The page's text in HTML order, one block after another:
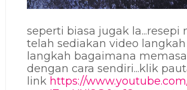
seperti biasa jugak la...resepi
telah sediakan video
langkah bagaimana
dengan cara sendiri...klik
link https://